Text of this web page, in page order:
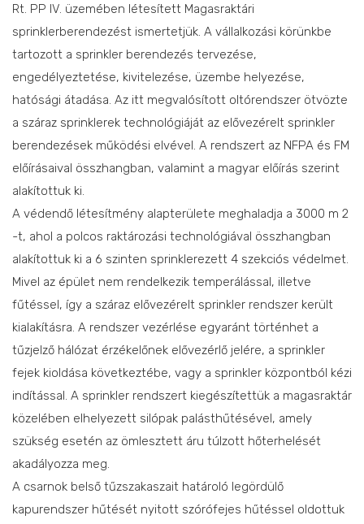
Rt. PP IV. üzemében létesített Magasraktári
sprinklerberendezést ismertetjük. A vállalkozási körünkbe
tartozott a sprinkler berendezés tervezése,
engedélyeztetése, kivitelezése, üzembe helyezése,
hatósági átadása. Az itt megvalósított oltórendszer ötvözte
a száraz sprinklerek technológiáját az elővezérelt sprinkler
berendezések működési elvével. A rendszert az NFPA és FM
előírásaival összhangban, valamint a magyar előírás szerint
alakítottuk ki.
A védendő létesítmény alapterülete meghaladja a 3000 m 2
-t, ahol a polcos raktározási technológiával összhangban
alakítottuk ki a 6 szinten sprinklerezett 4 szekciós védelmet.
Mivel az épület nem rendelkezik temperálással, illetve
fűtéssel, így a száraz elővezérelt sprinkler rendszer került
kialakításra. A rendszer vezérlése egyaránt történhet a
tűzjelző hálózat érzékelőnek elővezérlő jelére, a sprinkler
fejek kioldása következtébe, vagy a sprinkler központból kézi
indítással. A sprinkler rendszert kiegészítettük a magasraktár
közelében elhelyezett silópak palásthűtésével, amely
szükség esetén az ömlesztett áru túlzott hőterhelését
akadályozza meg.
A csarnok belső tűzszakaszait határoló legördülő
kapurendszer hűtését nyitott szórófejes hűtéssel oldottuk